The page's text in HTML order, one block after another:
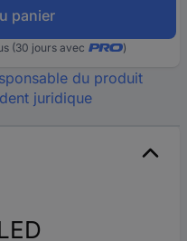
panier
(30 jours avec )
du produit
juridique